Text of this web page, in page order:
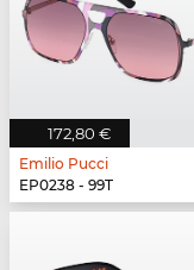
172,80 €
Emilio Pucci
EP0238 - 99T